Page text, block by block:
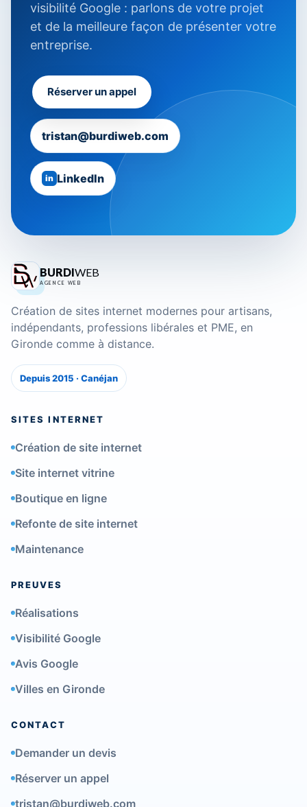
visibilité Google : parlons de votre projet
et de la meilleure façon de présenter votre
entreprise.
Réserver un appel
tristan@burdiweb.com
in LinkedIn
BURDIWEB
AGENCE WEB
Création de sites internet modernes pour artisans,
indépendants, professions libérales et PME, en
Gironde comme à distance.
Depuis 2015 · Canéjan
SITES INTERNET
Création de site internet
Site internet vitrine
Boutique en ligne
Refonte de site internet
Maintenance
PREUVES
Réalisations
Visibilité Google
Avis Google
Villes en Gironde
CONTACT
Demander un devis
Réserver un appel
tristan@burdiweb.com